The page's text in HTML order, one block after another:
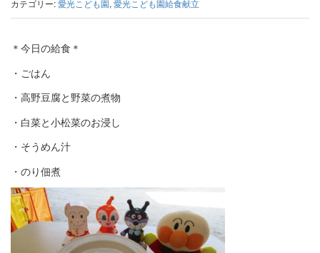
カテゴリー:愛光こども園, 愛光こども園給食献立
＊今日の給食＊
・ごはん
・高野豆腐と野菜の煮物
・白菜と小松菜のお浸し
・そうめん汁
・のり佃煮